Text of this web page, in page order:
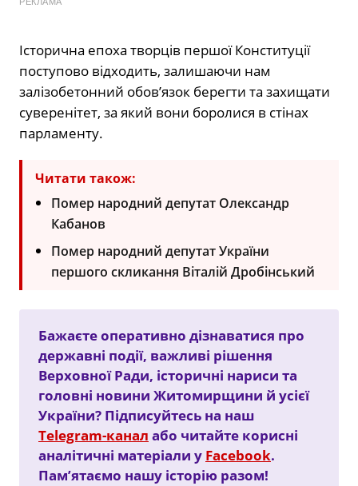
РЕКЛАМА
Історична епоха творців першої Конституції
поступово відходить, залишаючи нам
залізобетонний обов’язок берегти та захищати
суверенітет, за який вони боролися в стінах
парламенту.
Читати також:
Помер народний депутат Олександр
Кабанов
Помер народний депутат України
першого скликання Віталій Дробінський
Бажаєте оперативно дізнаватися про
державні події, важливі рішення
Верховної Ради, історичні нариси та
головні новини Житомирщини й усієї
України? Підписуйтесь на наш
Telegram-канал або читайте корисні
аналітичні матеріали у Facebook.
Пам’ятаємо нашу історію разом!